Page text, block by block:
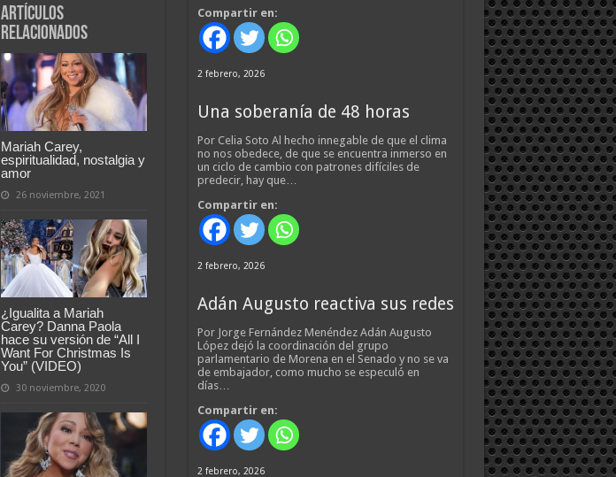
Artículos
relacionados
Mariah Carey,
espiritualidad, nostalgia y
amor
26 noviembre, 2021
¿Igualita a Mariah
Carey? Danna Paola
hace su versión de “All I
Want For Christmas Is
You” (VIDEO)
30 noviembre, 2020
Compartir en:
2 febrero, 2026
Una soberanía de 48 horas
Por Celia Soto Al hecho innegable de que el clima
no nos obedece, de que se encuentra inmerso en
un ciclo de cambio con patrones difíciles de
predecir, hay que…
Compartir en:
2 febrero, 2026
Adán Augusto reactiva sus redes
Por Jorge Fernández Menéndez Adán Augusto
López dejó la coordinación del grupo
parlamentario de Morena en el Senado y no se va
de embajador, como mucho se especuló en
días…
Compartir en:
2 febrero, 2026